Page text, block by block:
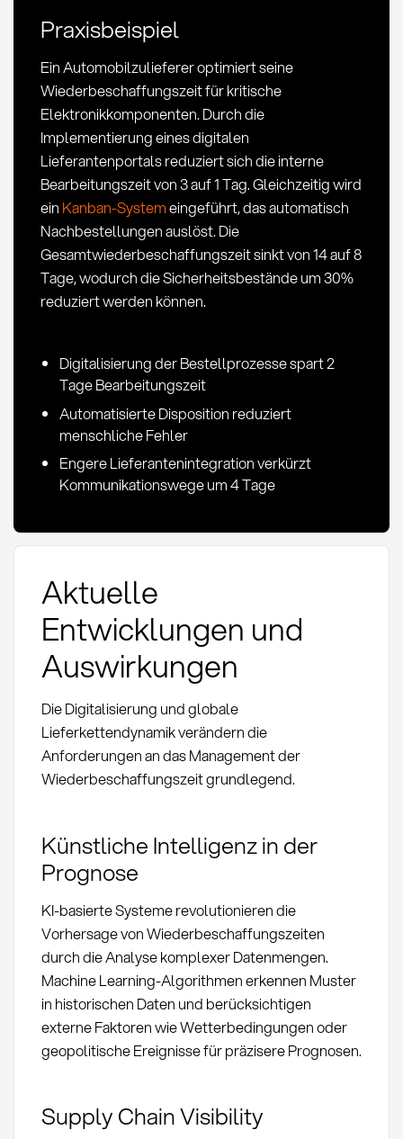
Praxisbeispiel
Ein Automobilzulieferer optimiert seine
Wiederbeschaffungszeit für kritische
Elektronikkomponenten. Durch die
Implementierung eines digitalen
Lieferantenportals reduziert sich die interne
Bearbeitungszeit von 3 auf 1 Tag. Gleichzeitig wird
ein Kanban-Systemeingeführt, das automatisch
Nachbestellungen auslöst. Die
Gesamtwiederbeschaffungszeit sinkt von 14 auf 8
Tage, wodurch die Sicherheitsbestände um 30%
reduziert werden können.
Digitalisierung der Bestellprozesse spart 2
Tage Bearbeitungszeit
Automatisierte Disposition reduziert
menschliche Fehler
Engere Lieferantenintegration verkürzt
Kommunikationswege um 4 Tage
Aktuelle
Entwicklungen und
Auswirkungen
Die Digitalisierung und globale
Lieferkettendynamik verändern die
Anforderungen an das Management der
Wiederbeschaffungszeit grundlegend.
Künstliche Intelligenz in der
Prognose
KI-basierte Systeme revolutionieren die
Vorhersage von Wiederbeschaffungszeiten
durch die Analyse komplexer Datenmengen.
Machine Learning-Algorithmen erkennen Muster
in historischen Daten und berücksichtigen
externe Faktoren wie Wetterbedingungen oder
geopolitische Ereignisse für präzisere Prognosen.
Supply Chain Visibility